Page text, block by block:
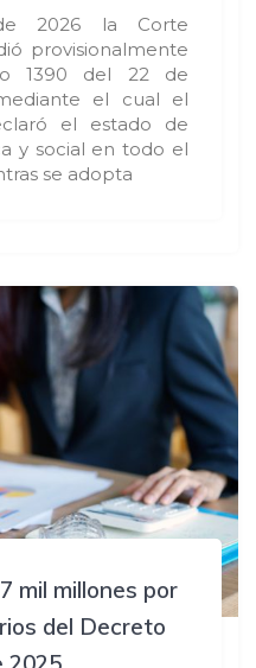
2026 la Corte
provisionalmente
1390 del 22 de
el cual el
el estado de
y social en todo el
se adopta
mil millones por
del Decreto